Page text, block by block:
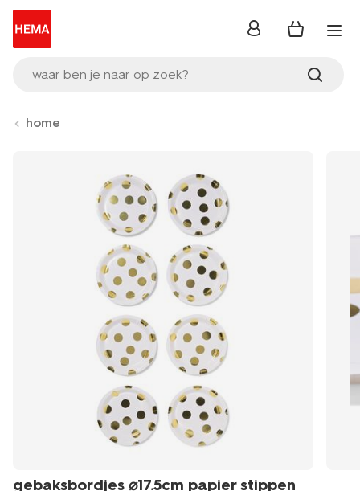
waar ben je naar op zoek?
inloggen
home
gebaksbordjes ⌀17.5cm papier stippen